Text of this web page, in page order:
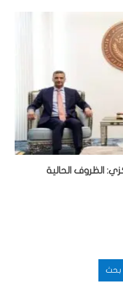
الظروف الحالية
بحث